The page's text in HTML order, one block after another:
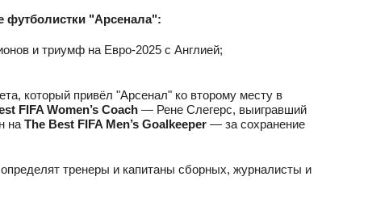
футболистки "Арсенала":
и триумф на Евро-2025 с Англией;
который привёл "Арсенал" ко второму месту в
FIFA Women’s Coach— Рене Слегерс, выигравший
на The Best FIFA Men’s Goalkeeper— за сохранение
тренеры и капитаны сборных, журналисты и